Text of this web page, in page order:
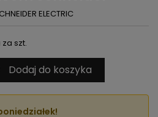
ELECTRIC
szt.
Dodaj do koszyka